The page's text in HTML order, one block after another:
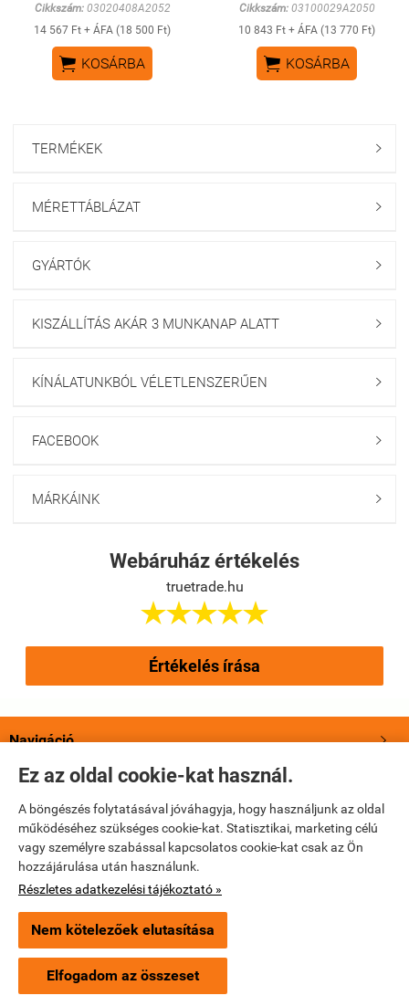
Ez az oldal cookie-kat használ.
A böngészés folytatásával jóváhagyja, hogy használjunk az oldal
működéséhez szükséges cookie-kat. Statisztikai, marketing célú
vagy személyre szabással kapcsolatos cookie-kat csak az Ön
hozzájárulása után használunk.
Részletes adatkezelési tájékoztató »
Nem kötelezőek elutasítása
Elfogadom az összeset
Cikkszám:03020408A2052
14 567 Ft + ÁFA (18 500 Ft)
 KOSÁRBA
Cikkszám:03100029A2050
10 843 Ft + ÁFA (13 770 Ft)
 KOSÁRBA
TERMÉKEK 
MÉRETTÁBLÁZAT 
GYÁRTÓK 
KISZÁLLÍTÁS AKÁR 3 MUNKANAP ALATT 
KÍNÁLATUNKBÓL VÉLETLENSZERŰEN 
FACEBOOK 
MÁRKÁINK 
Webáruház értékelés
truetrade.hu

Értékelés írása
Navigáció 
Saját fiók
Bemutatkozás
Elérhetőségek
Webáruház készítés